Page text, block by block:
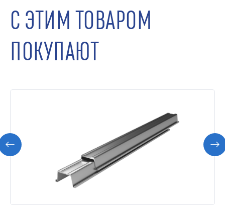
С ЭТИМ ТОВАРОМ
ПОКУПАЮТ